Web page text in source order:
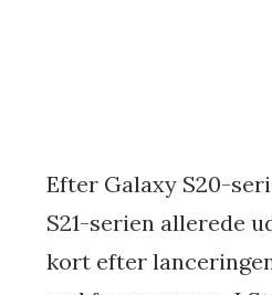
Efter Galaxy S20-
S21-serien allerede
kort efter